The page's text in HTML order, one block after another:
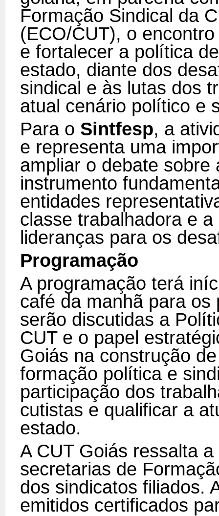
Formação Sindical da
(ECO/CUT), o
e fortalecer a política
estado, diante dos
sindical e às lutas dos
atual cenário político e
Para o Sintfesp, a
e representa uma
ampliar o debate
instrumento
entidades
classe trabalhadora e
lideranças para os
Programação
A programação terá
café da manhã para os
serão discutidas a
CUT e o papel
Goiás na construção
formação política e
participação dos
cutistas e qualificar a
estado.
A CUT Goiás ressalta
secretarias de
dos sindicatos filiados.
emitidos certificados